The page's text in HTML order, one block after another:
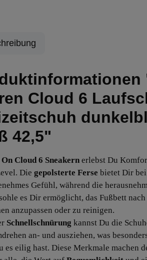
Cloud 6
42,5"
On Cloud 6 Sneakern erlebst Du
Die gepolsterte Ferse bietet Dir
Gefühl, während die
es Dir ermöglicht, das Fußbett
anzupassen oder zu reinigen.
Schnellschnürung kannst Du die
an- und ausziehen, was
es eilig hast. Diese Merkmale machen